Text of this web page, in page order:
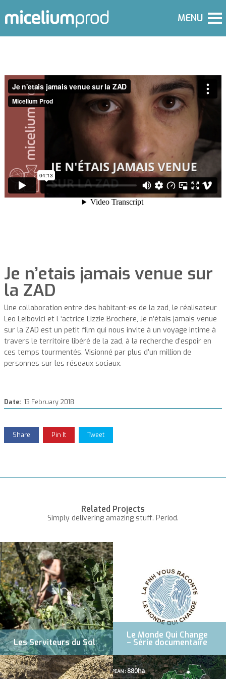
Je n’etais jamais venue sur
la ZAD
Une collaboration entre des habitant-es de la zad, le réalisateur
Leo Leibovici et l ‘actrice Lizzie Brochere, Je n’étais jamais venue
sur la ZAD est un petit film qui nous invite à un voyage intime à
travers le territoire libéré de la zad, à la recherche d’espoir en
ces temps tourmentés. Visionné par plus d’un million de
personnes sur les réseaux sociaux.
Date: 13 February 2018
Share Pin It Tweet
Related Projects
Simply delivering amazing stuff. Period.
Les Serviteurs du Sol
Le Monde Qui Change
– Série documentaire